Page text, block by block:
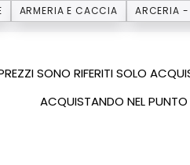
ARMERIA E CACCIA ARCERIA -
SONO RIFERITI SOLO
ACQUISTANDO NEL